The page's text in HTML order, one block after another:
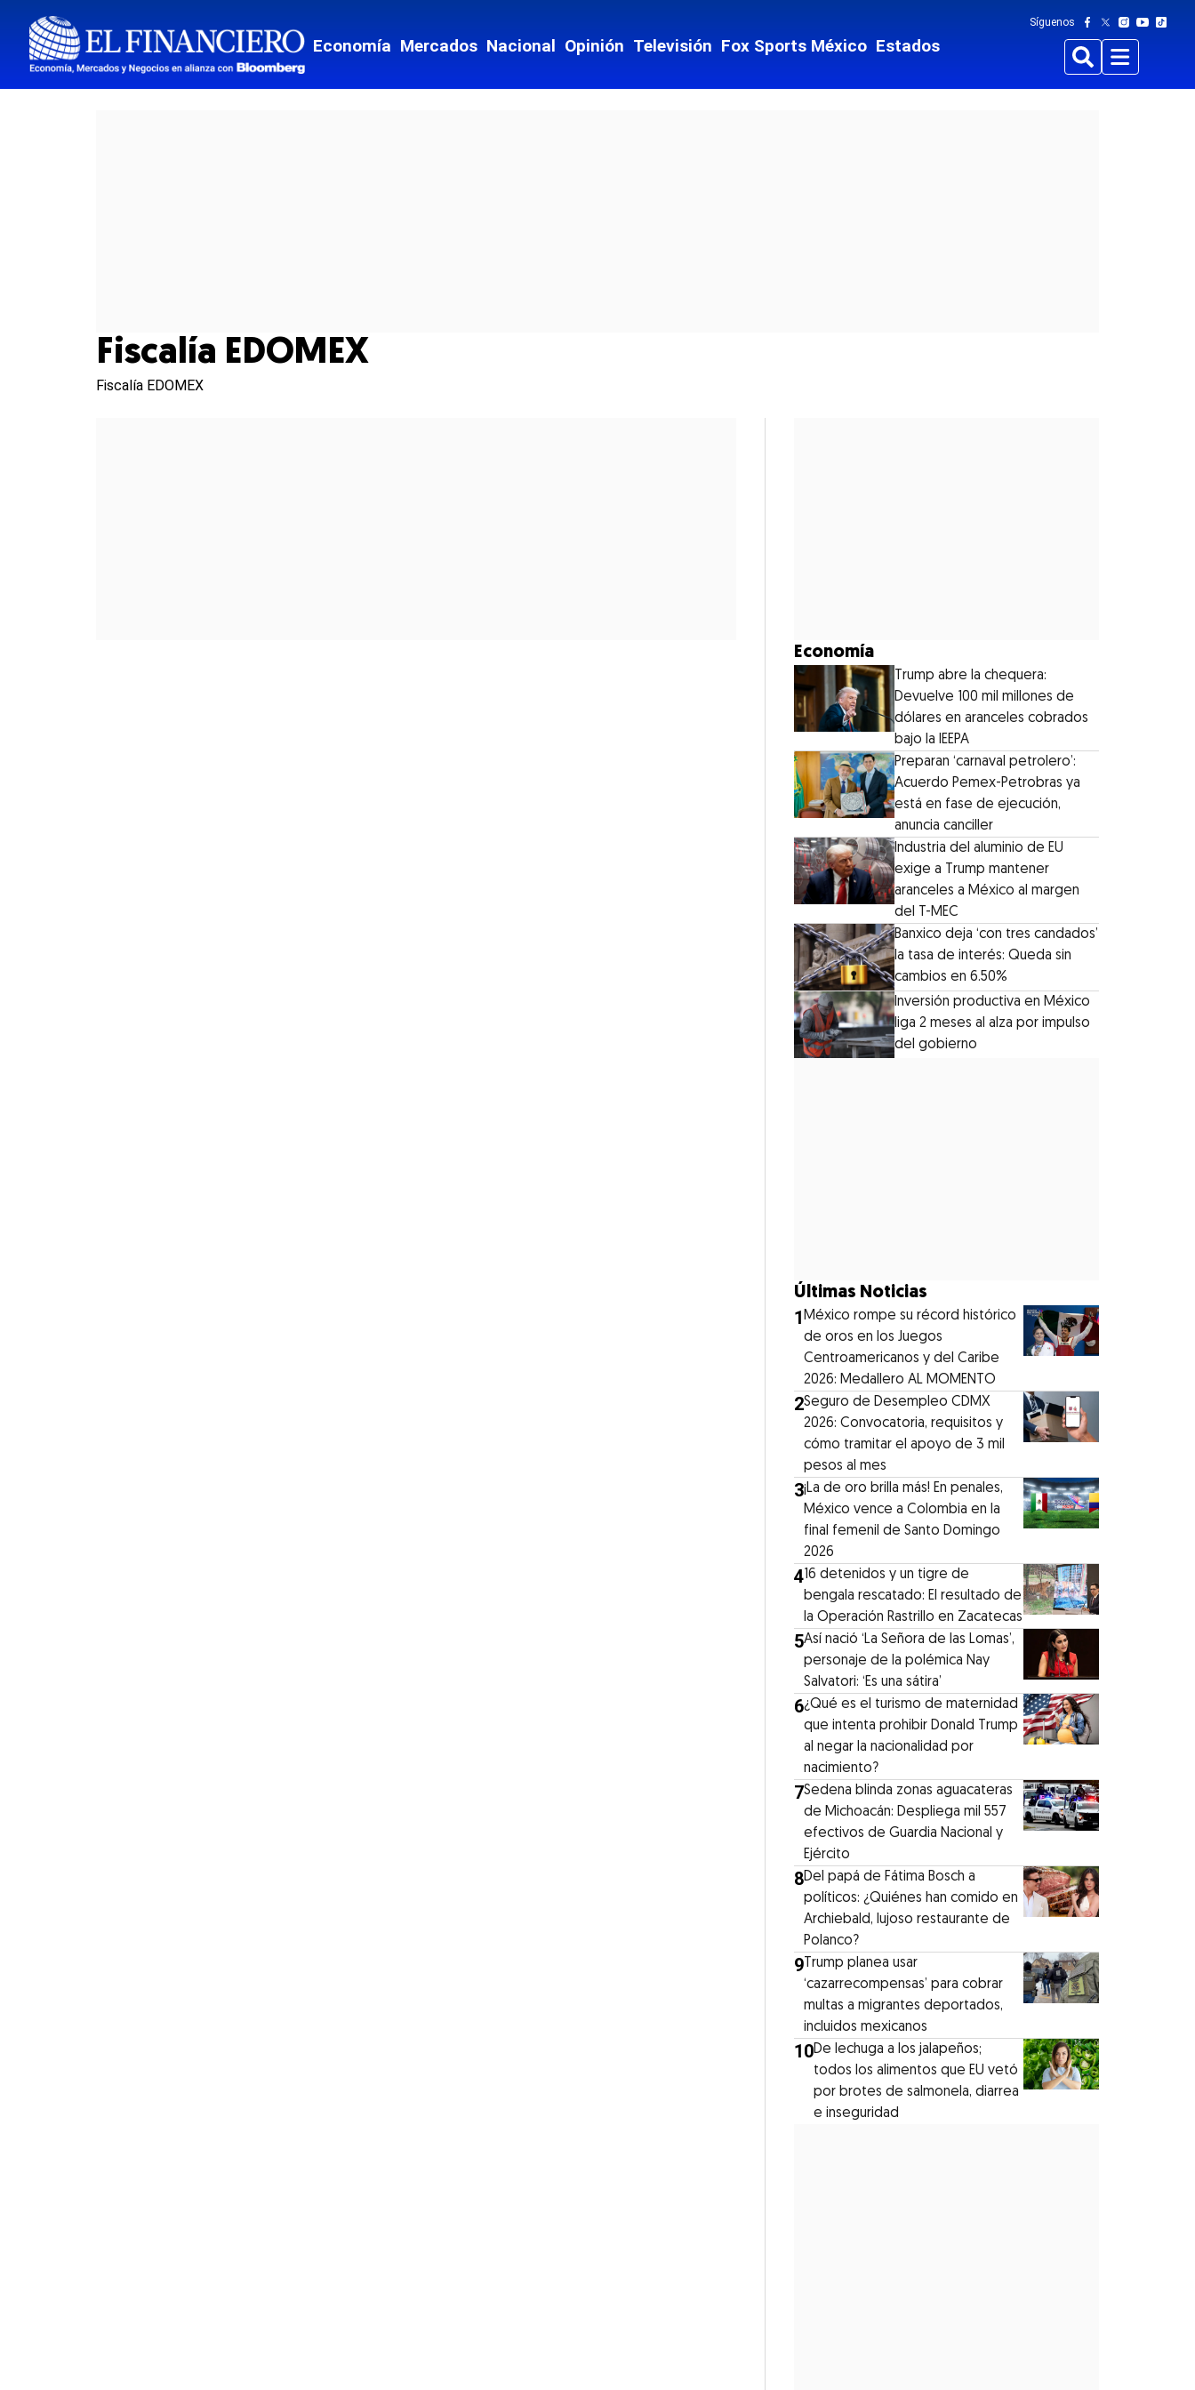
Economía Mercados Nacional Opinión Televisión Fox Sports México Estados
Síguenos
BuscarMenu
Fiscalía EDOMEX
Fiscalía EDOMEX
Economía
Trump abre la chequera:
Devuelve 100 mil millones de
dólares en aranceles cobrados
bajo la IEEPA
Preparan ‘carnaval petrolero’:
Acuerdo Pemex-Petrobras ya
está en fase de ejecución,
anuncia canciller
Industria del aluminio de EU
exige a Trump mantener
aranceles a México al margen
del T-MEC
Banxico deja ‘con tres candados’
la tasa de interés: Queda sin
cambios en 6.50%
Inversión productiva en México
liga 2 meses al alza por impulso
del gobierno
Últimas Noticias
1México rompe su récord histórico
de oros en los Juegos
Centroamericanos y del Caribe
2026: Medallero AL MOMENTO
2Seguro de Desempleo CDMX
2026: Convocatoria, requisitos y
cómo tramitar el apoyo de 3 mil
pesos al mes
3¡La de oro brilla más! En penales,
México vence a Colombia en la
final femenil de Santo Domingo
2026
416 detenidos y un tigre de
bengala rescatado: El resultado de
la Operación Rastrillo en Zacatecas
5⁠Así nació ‘La Señora de las Lomas’,
personaje de la polémica Nay
Salvatori: ‘Es una sátira’
6¿Qué es el turismo de maternidad
que intenta prohibir Donald Trump
al negar la nacionalidad por
nacimiento?
7Sedena blinda zonas aguacateras
de Michoacán: Despliega mil 557
efectivos de Guardia Nacional y
Ejército
8⁠Del papá de Fátima Bosch a
políticos: ¿Quiénes han comido en
Archiebald, lujoso restaurante de
Polanco?
9Trump planea usar
‘cazarrecompensas’ para cobrar
multas a migrantes deportados,
incluidos mexicanos
10De lechuga a los jalapeños;
todos los alimentos que EU vetó
por brotes de salmonela, diarrea
e inseguridad